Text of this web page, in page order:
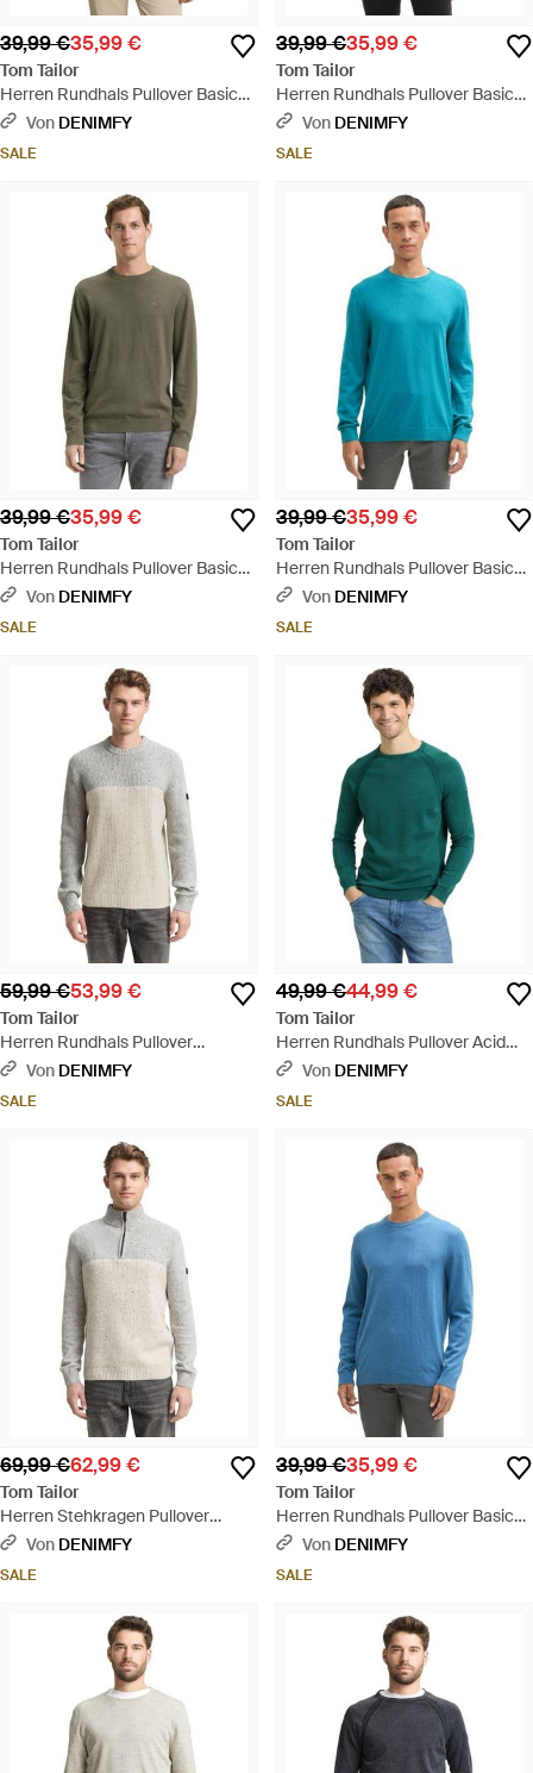
39,99 €35,99 €
Tom Tailor
Herren Rundhals Pullover Basic
Crewneck Knit - Grau
Von DENIMFY
SALE
39,99 €35,99 €
Tom Tailor
Herren Rundhals Pullover Basic
Crewneck Knit - Grün
Von DENIMFY
SALE
39,99 €35,99 €
Tom Tailor
Herren Rundhals Pullover Basic
Crewneck Knit - Grün
Von DENIMFY
SALE
39,99 €35,99 €
Tom Tailor
Herren Rundhals Pullover Basic
Crewneck Knit - Blau
Von DENIMFY
SALE
59,99 €53,99 €
Tom Tailor
Herren Rundhals Pullover
Structured Mix Crewneck - Grau
Von DENIMFY
SALE
49,99 €44,99 €
Tom Tailor
Herren Rundhals Pullover Acid
Wash Knit - Grün
Von DENIMFY
SALE
69,99 €62,99 €
Tom Tailor
Herren Stehkragen Pullover
Structured Mix Knit Troyer-
Von DENIMFY
SALE
39,99 €35,99 €
Tom Tailor
Herren Rundhals Pullover Basic
Crewneck Knit - Blau
Von DENIMFY
SALE